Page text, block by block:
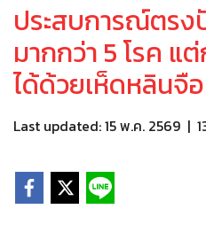
ประสบการณ์ตร
มากกว่า 5 โรค
ได้ด้วยเห็ดหลินจื
Last updated: 15 พ.ค. 2569 |